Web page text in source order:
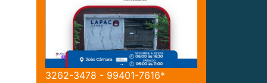
3262-3478 - 99401-7616*